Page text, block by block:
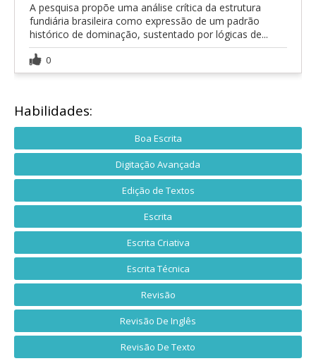
A pesquisa propõe uma análise crítica da estrutura
fundiária brasileira como expressão de um padrão
histórico de dominação, sustentado por lógicas de...
0
Habilidades:
Boa Escrita
Digitação Avançada
Edição de Textos
Escrita
Escrita Criativa
Escrita Técnica
Revisão
Revisão De Inglês
Revisão De Texto